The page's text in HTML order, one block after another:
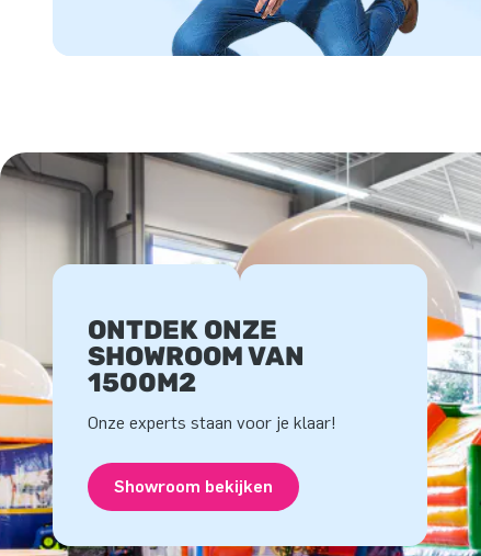
ONTDEK ONZE
SHOWROOM VAN
1500M2
Onze experts staan voor je klaar!
Showroom bekijken